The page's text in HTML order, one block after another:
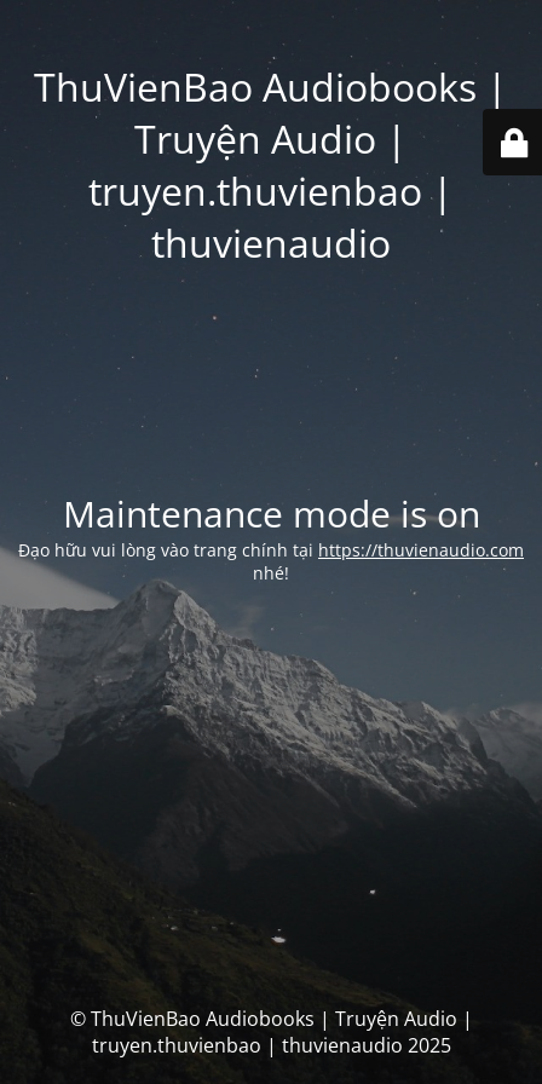
ThuVienBao Audiobooks |
Truyện Audio |
truyen.thuvienbao |
thuvienaudio
Maintenance mode is on
Đạo hữu vui lòng vào trang chính tại https://thuvienaudio.com
nhé!
© ThuVienBao Audiobooks | Truyện Audio |
truyen.thuvienbao | thuvienaudio 2025